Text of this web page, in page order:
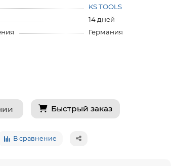
KS TOOLS
14 дней
Германия
Быстрый заказ
В сравнение